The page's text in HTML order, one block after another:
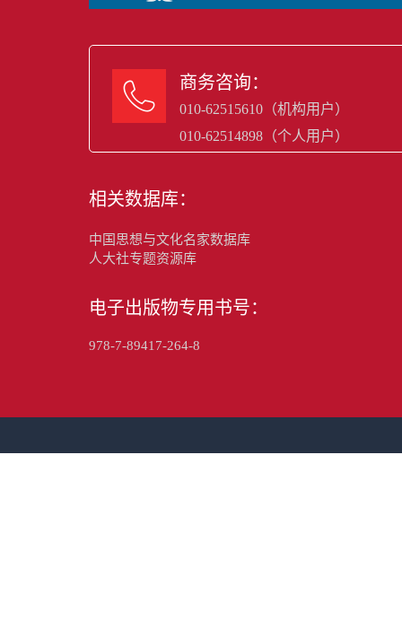
 商务咨询：
010-62515610（机构用户）
010-62514898（个人用户）
相关数据库：
中国思想与文化名家数据库
人大社专题资源库
电子出版物专用书号：
978-7-89417-264-8